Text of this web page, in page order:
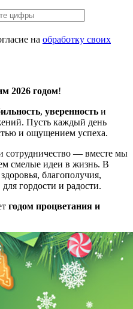
на обработку своих
2026 годом!
, уверенность и
Пусть каждый день
и ощущением успеха.
сотрудничество — вместе мы
смелые идеи в жизнь. В
благополучия,
гордости и радости.
годом процветания и